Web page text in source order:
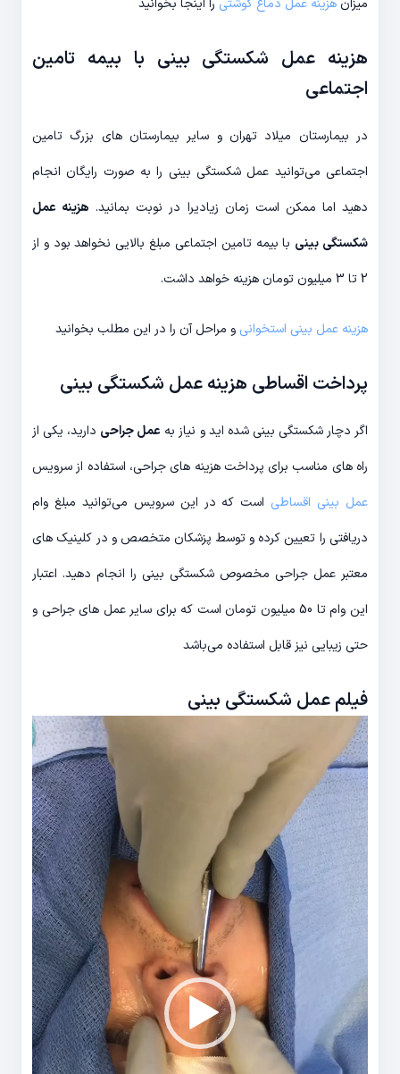
هزینه عمل شکستگی بینی با بیمه تامین
اجتماعی
در بیمارستان میلاد تهران و سایر بیمارستان های بزرگ تامین
اجتماعی می‌توانید عمل شکستگی بینی را به صورت رایگان انجام
دهید اما ممکن است زمان زیادیرا در نوبت بمانید. هزینه عمل
شکستگی بینی با بیمه تامین اجتماعی مبلغ بالایی نخواهد بود و از
2 تا 3 میلیون تومان هزینه خواهد داشت.
هزینه عمل بینی استخوانی و مراحل آن را در این مطلب بخوانید
پرداخت اقساطی هزینه عمل شکستگی بینی
اگر دچار شکستگی بینی شده اید و نیاز به عمل جراحی دارید، یکی از
راه های مناسب برای پرداخت هزینه های جراحی، استفاده از سرویس
عمل بینی اقساطی است که در این سرویس می‌توانید مبلغ وام
دریافتی را تعیین کرده و توسط پزشکان متخصص و در کلینیک های
معتبر عمل جراحی مخصوص شکستگی بینی را انجام دهید. اعتبار
این وام تا 50 میلیون تومان است که برای سایر عمل های جراحی و
حتی زیبایی نیز قابل استفاده می‌باشد
فیلم عمل شکستگی بینی
نمایشگر
ویدیو